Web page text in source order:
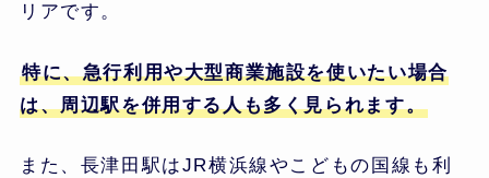
リアです。
特に、急行利用や大型商業施設を使いたい場合
は、周辺駅を併用する人も多く見られます。
また、長津田駅はJR横浜線やこどもの国線も利